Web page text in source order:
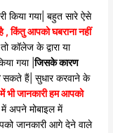
किया गया| बहुत सारे ऐसे
, किंतु आपको घबराना नहीं
कॉलेज के द्वारा या
गया |जिसके कारण
सकते हैं| सुधार करवाने के
भी जानकारी हम आपको
अपने मोबाइल में
जानकारी आगे देने वाले